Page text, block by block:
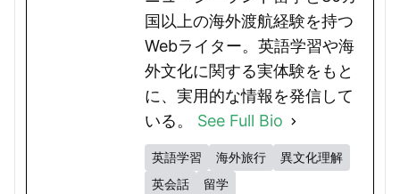
国以上の海外渡航経験を持つ
Webライター。英語学習や海
外文化に関する実体験をもと
に、実用的な情報を発信して
いる。 See Full Bio
英語学習 海外旅行
異文化理解
英会話
留学